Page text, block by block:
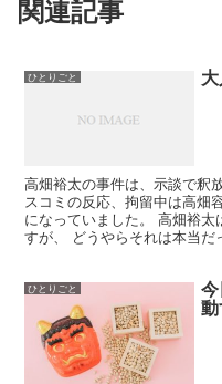
関連記事
ひとりごと
高畑裕太の事件は、示談で釈
スコミの反応、拘留中は高畑
になっていました。 高畑裕
すが、 どうやらそれは本当だ
ひとりごと
動